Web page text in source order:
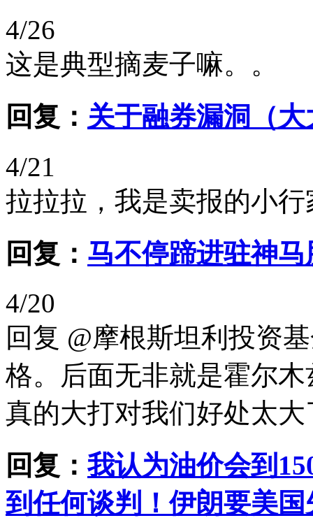
4/26
这是典型摘麦子嘛。。
回复： 关于融券漏洞（
4/21
拉拉拉，我是卖报的小
回复： 马不停蹄进驻神马
4/20
回复 @摩根斯坦利投资
格。后面无非就是霍尔
真的大打对我们好处太
回复： 我认为油价会到
到任何谈判！伊朗要美